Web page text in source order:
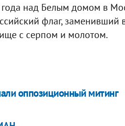
года над Белым домом в
флаг, заменивший
с серпом и молотом.
оппозиционный митинг